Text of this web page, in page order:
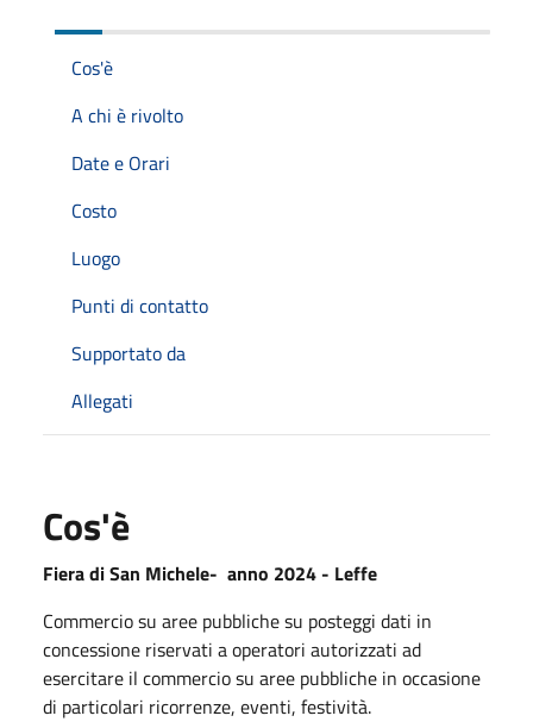
Cos'è
A chi è rivolto
Date e Orari
Costo
Luogo
Punti di contatto
Supportato da
Allegati
Cos'è
Fiera di San Michele- anno 2024 - Leffe
Commercio su aree pubbliche su posteggi dati in
concessione riservati a operatori autorizzati ad
esercitare il commercio su aree pubbliche in occasione
di particolari ricorrenze, eventi, festività.